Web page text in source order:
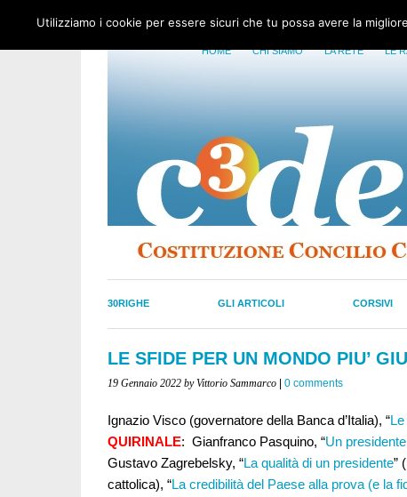
HOME CHI SIAMO LA RETE LE
30RIGHE GLI ARTICOLI CORSIVI
LE SFIDE PER UN MONDO PIU’
19 Gennaio 2022 by Vittorio Sammarco 0 comments
Ignazio Visco (governatore della Banca d’Italia), “
QUIRINALE: Gianfranco Pasquino, “Un
Gustavo Zagrebelsky, “La qualità di un presidente”
cattolica), “La credibilità del Paese alla prova (e la
Utilizziamo i cookie per essere sicuri che tu possa avere la